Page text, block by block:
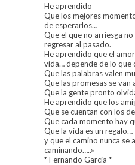
He aprendido
Que los mejores
de esperarlos…
Que el que no arriesga
regresar al pasado.
He aprendido que el
vida… depende de lo que
Que las palabras valen
Que las promesas se van
Que la gente pronto
He aprendido que los
Que se cuentan con los
Que cada momento hay
Que la vida es un regalo…
y que el camino nunca se
caminando…..»
* Fernando Garcia *